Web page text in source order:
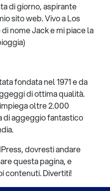
di giorno, aspirante
sito web. Vivo a Los
nome Jack e mi piace la
fondata nel 1971 e da
di ottima qualità.
oltre 2.000
di aggeggio fantastico
dovresti andare
questa pagina, e
contenuti. Divertiti!